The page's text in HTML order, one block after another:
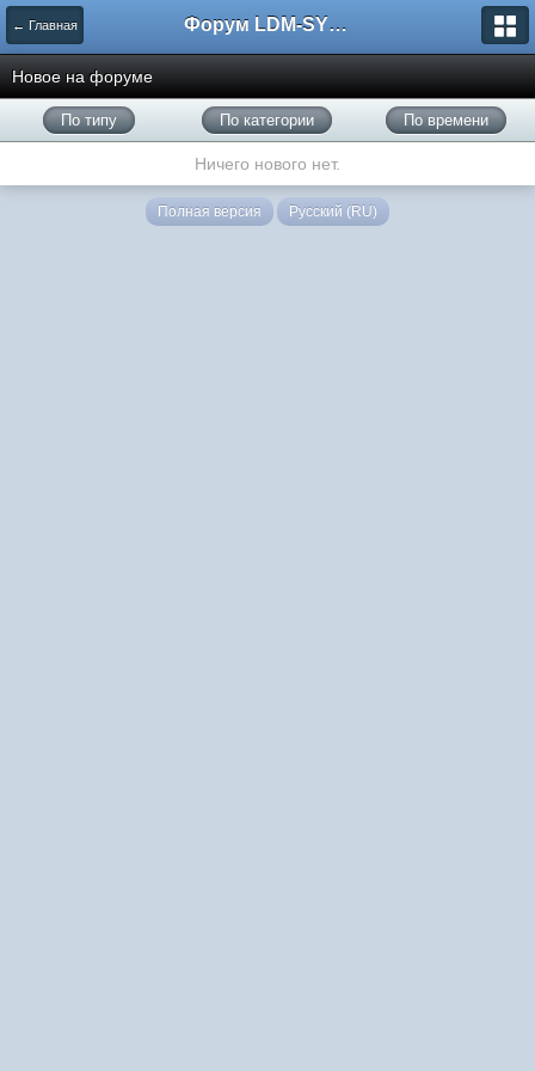
← Главная Форум LDM-SYSTEMS
Новое на форуме
По типу По категории По времени
Ничего нового нет.
Полная версия Русский (RU)